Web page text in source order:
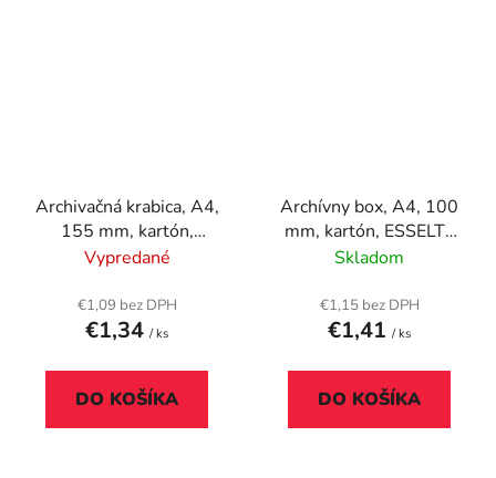
Archivačná krabica, A4,
155 mm, kartón,
DONAU, prírodná
Vypredané
€1,09 bez DPH
€1,34 / ks
DO KOŠÍKA
Archívny box, A4, 100
mm, kartón, ESSELTE
"Boxycolor", červený
Skladom
€1,15 bez DPH
€1,41 / ks
DO KOŠÍKA